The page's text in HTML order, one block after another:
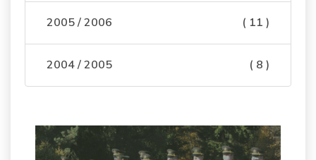
2005 / 2006 ( 11 )
2004 / 2005 ( 8 )